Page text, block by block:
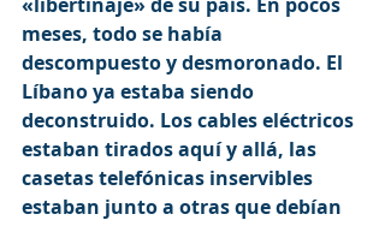
meses, todo se había
descompuesto y desmoronado. El
Líbano ya estaba siendo
deconstruido. Los cables eléctricos
estaban tirados aquí y allá, las
casetas telefónicas inservibles
estaban junto a otras que debían